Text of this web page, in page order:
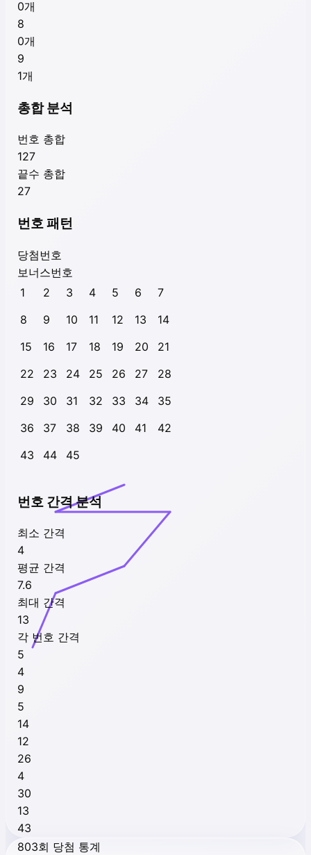
0개
8
0개
9
1개
총합 분석
번호 총합
127
끝수 총합
27
번호 패턴
당첨번호
보너스번호
1
2 3 4 5 6
7
8
9 10 11 12 13
14
15
16 17 18 19 20
21
22
23 24 25 26 27
28
29
30 31 32 33 34
35
36
37 38 39 40 41
42
43
44 45
번호 간격 분석
최소 간격
4
평균 간격
7.6
최대 간격
13
각 번호 간격
5
4
9
5
14
12
26
4
30
13
43
803회 당첨 통계